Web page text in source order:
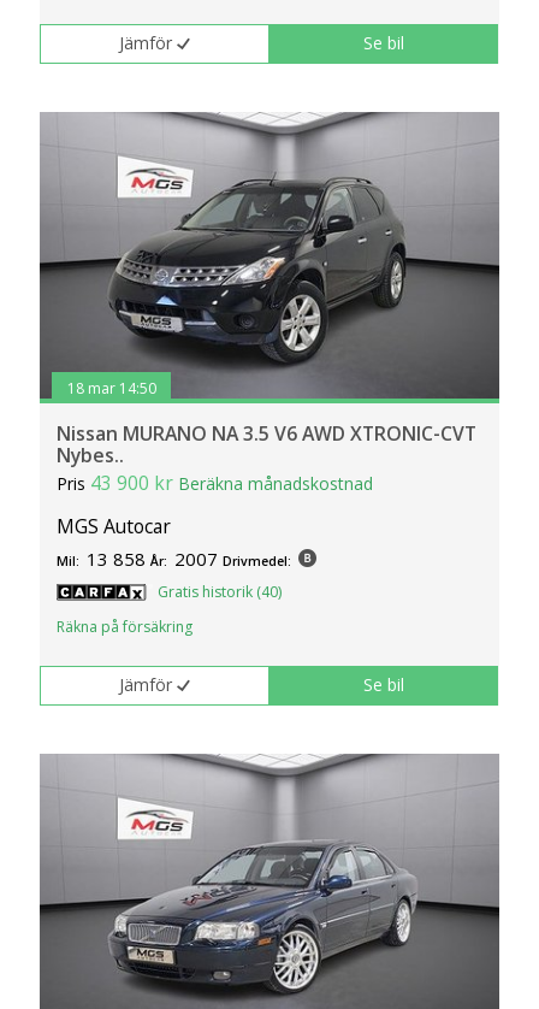
Jämför Se bil
18 mar 14:50
Nissan MURANO NA 3.5 V6 AWD XTRONIC-CVT
Nybes..
Pris 43 900 kr Beräkna månadskostnad
MGS Autocar
Mil: 13 858 År: 2007 Drivmedel:
Gratis historik (40)
Räkna på försäkring
Jämför Se bil